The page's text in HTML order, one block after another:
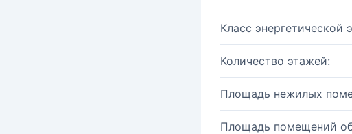
Класс энергетической
Количество этажей:
Площадь нежилых
Площадь помещений